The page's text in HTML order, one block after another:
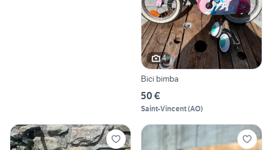
4
Bici bimba
50 €
Saint-Vincent(AO)